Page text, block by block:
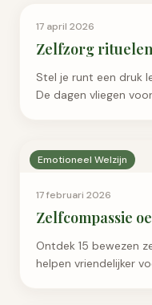
Emotioneel Welzijn
17 april 2026
Zelfzorg rituelen
Stel je runt een druk
De dagen vliegen
Emotioneel Welzijn
17 februari 2026
Zelfcompassie
Ontdek 15 bewezen
helpen vriendelijker